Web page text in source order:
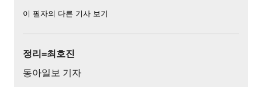
이 필자의 다른 기사 보기
정리=최호진
동아일보 기자